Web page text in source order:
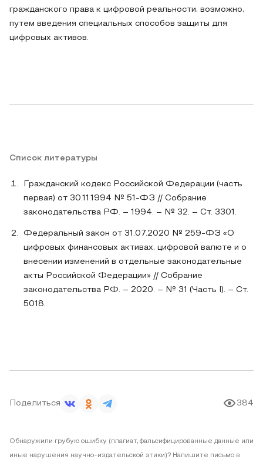
гражданского права к цифровой реальности, возможно,
путем введения специальных способов защиты для
цифровых активов.
Список литературы
Гражданский кодекс Российской Федерации (часть
первая) от 30.11.1994 № 51-ФЗ // Собрание
законодательства РФ. – 1994. – № 32. – Ст. 3301.
Федеральный закон от 31.07.2020 № 259-ФЗ «О
цифровых финансовых активах, цифровой валюте и о
внесении изменений в отдельные законодательные
акты Российской Федерации» // Собрание
законодательства РФ. – 2020. – № 31 (Часть I). – Ст.
5018.
Поделиться 384
Обнаружили грубую ошибку (плагиат, фальсифицированные данные или
иные нарушения научно-издательской этики)? Напишите письмо в